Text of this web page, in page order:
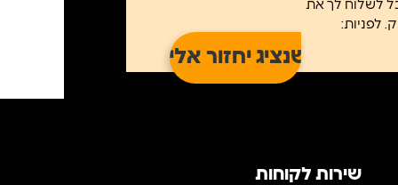
לשלוח לך את
שירות לקוחות